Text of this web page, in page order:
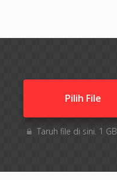
Pilih File
Taruh file di sini. 1